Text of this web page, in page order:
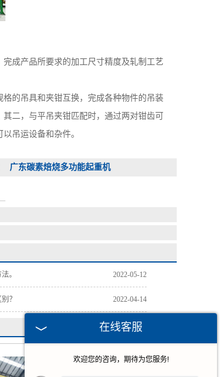
成产品所要求的加工尺寸精度及轧制工艺
的吊具和夹钳互换，完成各种物件的吊装
二，与平吊夹钳匹配时，通过两对钳齿可
吊运设备和杂件。
广东碳素焙烧多功能起重机
2022-05-12
。
2022-04-14
？
在线客服
欢迎您的咨询，期待为您服务!